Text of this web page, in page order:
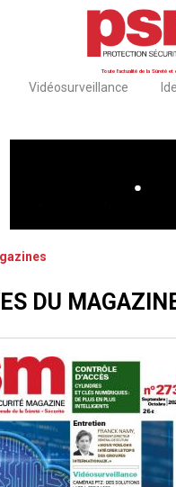
Toute l'actualité de la Sûreté et
Vidéosurveillance
DU